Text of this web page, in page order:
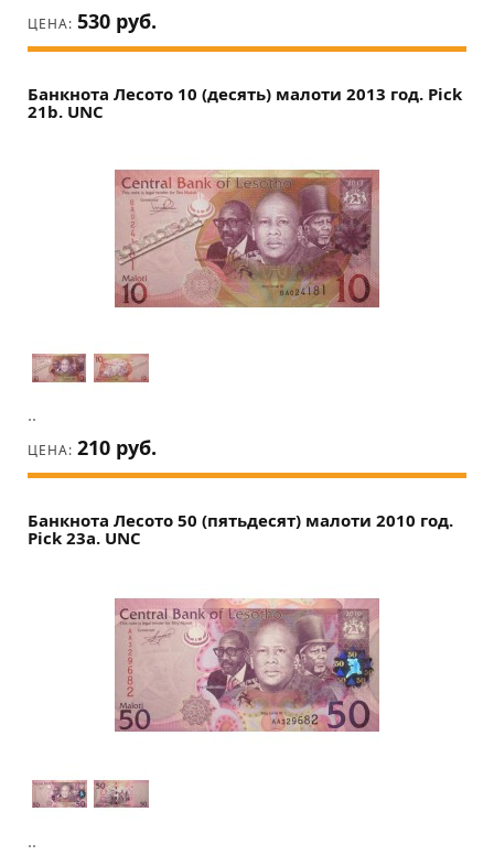
ЦЕНА: 530 руб.
Банкнота Лесото 10 (десять) малоти 2013 год. Pick
21b. UNC
..
ЦЕНА: 210 руб.
Банкнота Лесото 50 (пятьдесят) малоти 2010 год.
Pick 23a. UNC
..